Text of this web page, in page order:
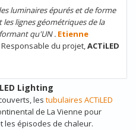
luminaires épurés et de forme
lignes géométriques de la
qu'UN . Etienne
Responsable du projet,ACTiLED
Lighting
les tubulaires ACTiLED
de La Vienne pour
les épisodes de chaleur.